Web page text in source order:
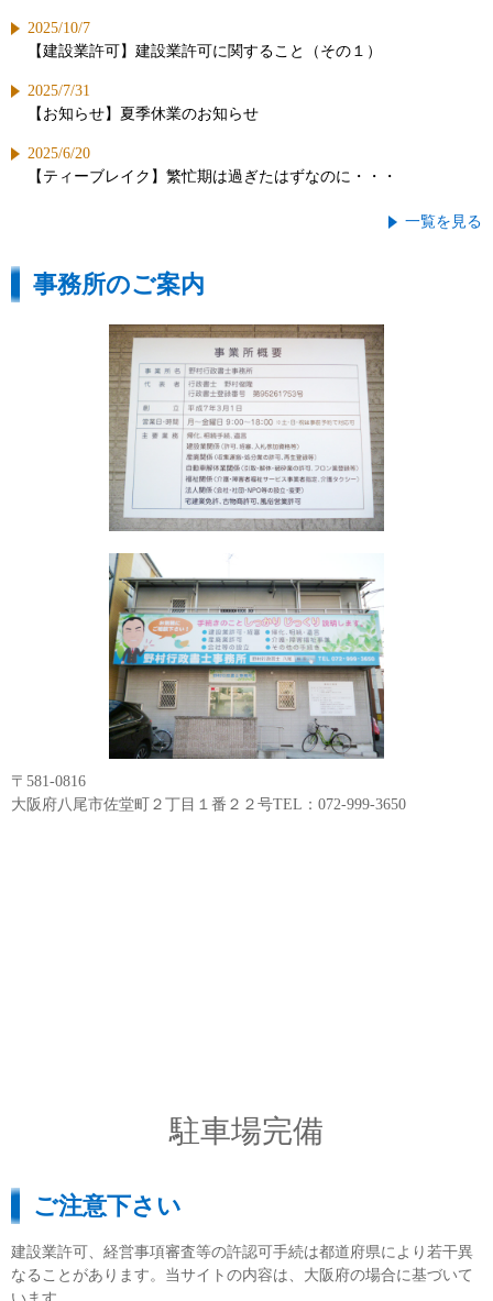
2025/10/7
【建設業許可】建設業許可に関すること（その１）
2025/7/31
【お知らせ】夏季休業のお知らせ
2025/6/20
【ティーブレイク】繁忙期は過ぎたはずなのに・・・
一覧を見る
事務所のご案内
〒581-0816
大阪府八尾市佐堂町２丁目１番２２号TEL：072-999-3650
駐車場完備
ご注意下さい
建設業許可、経営事項審査等の許認可手続は都道府県により若干異
なることがあります。当サイトの内容は、大阪府の場合に基づいて